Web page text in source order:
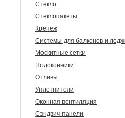
Стекло
Стеклопакеты
Крепеж
Системы для балконов и
Москитные сетки
Подоконники
Отливы
Уплотнители
Оконная вентиляция
Сэндвич-панели